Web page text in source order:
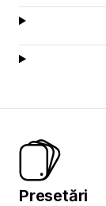
Presetări